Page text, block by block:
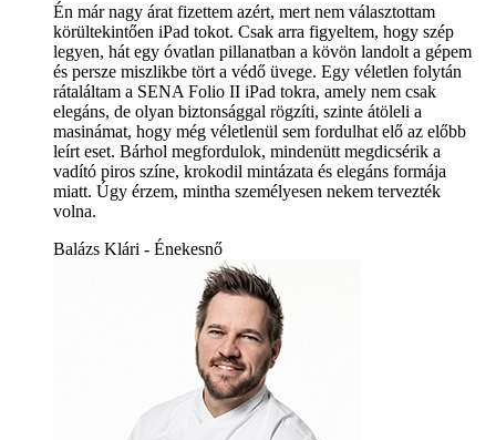
Én már nagy árat fizettem azért, mert nem választottam
körültekintően iPad tokot. Csak arra figyeltem, hogy szép
legyen, hát egy óvatlan pillanatban a kövön landolt a gépem
és persze miszlikbe tört a védő üvege. Egy véletlen folytán
rátaláltam a SENA Folio II iPad tokra, amely nem csak
elegáns, de olyan biztonsággal rögzíti, szinte átöleli a
masinámat, hogy még véletlenül sem fordulhat elő az előbb
leírt eset. Bárhol megfordulok, mindenütt megdicsérik a
vadító piros színe, krokodil mintázata és elegáns formája
miatt. Úgy érzem, mintha személyesen nekem tervezték
volna.
Balázs Klári - Énekesnő